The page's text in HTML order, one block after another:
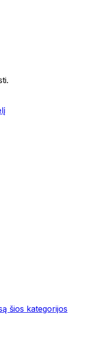
šios kategorijos